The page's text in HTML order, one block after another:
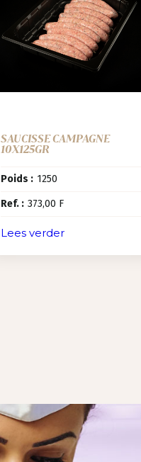
SAUCISSE CAMPAGNE
10X125GR
Poids : 1250
Ref. : 373,00 F
Lees verder